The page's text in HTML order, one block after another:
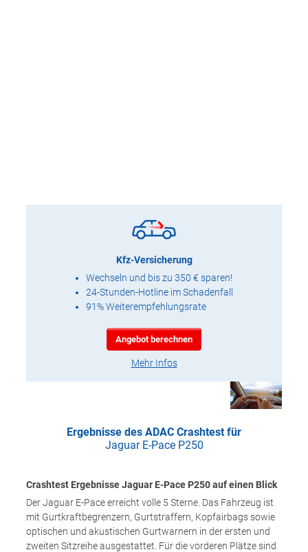
Kfz-Versicherung
Wechseln und bis zu 350 € sparen!
24-Stunden-Hotline im Schadenfall
91% Weiterempfehlungsrate
Angebot berechnen
Mehr Infos
Ergebnisse des ADAC Crashtest für
Jaguar E-Pace P250
Crashtest Ergebnisse Jaguar E-Pace P250 auf einen Blick
Der Jaguar E-Pace erreicht volle 5 Sterne. Das Fahrzeug ist
mit Gurtkraftbegrenzern, Gurtstraffern, Kopfairbags sowie
optischen und akustischen Gurtwarnern in der ersten und
zweiten Sitzreihe ausgestattet. Für die vorderen Plätze sind